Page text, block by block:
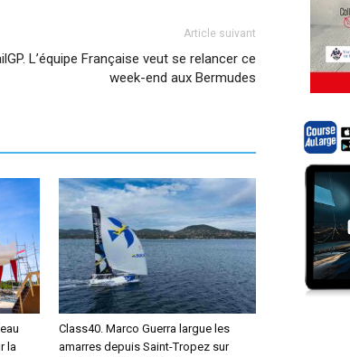
Article suivant
L’équipe Française veut se relancer ce
week-end aux Bermudes
la
Class40. Marco Guerra largue les
amarres depuis Saint-Tropez sur